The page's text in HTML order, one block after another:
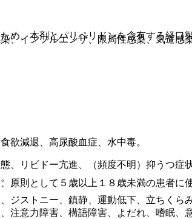
インフルエンザ、限局性感染、気道感
減退、高尿酸血症、水中毒。
リビドー亢進、（頻度不明）抑うつ症
ストニー、鎮静、運動低下、立ちくら
注意力障害、構語障害、よだれ、嗜眠、
、本剤とパリペリドンを含有する経口
則として５歳以上１８歳未満の患者に